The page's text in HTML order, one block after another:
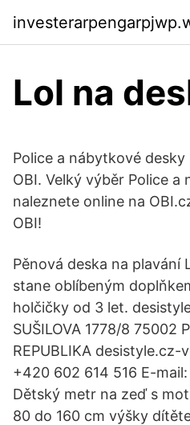
Lol na
Police a nábytkové
OBI. Velký výběr Police a
naleznete online na
OBI!
Pěnová deska na plavání
stane oblíbeným
holčičky od 3 let.
SUŠILOVA 1778/8 75002
REPUBLIKA desistyle.cz-
+420 602 614 516 E-
Dětský metr na zeď s
80 do 160 cm výšky